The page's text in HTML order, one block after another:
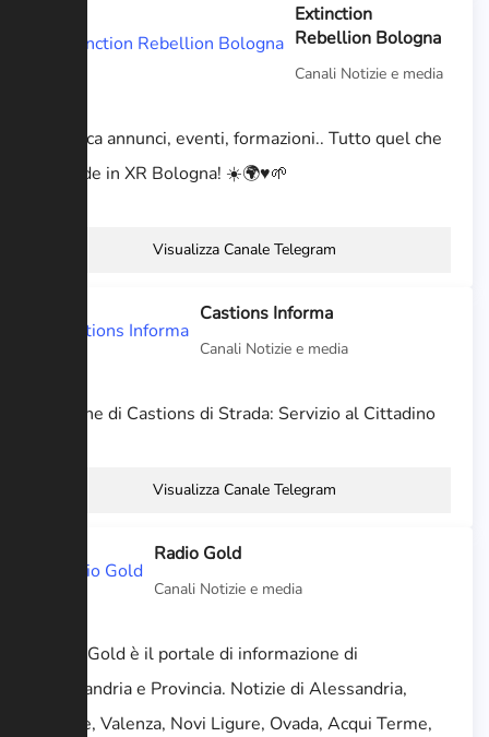
Extinction
Rebellion Bologna
Canali Notizie e media
Bacheca annunci, eventi, formazioni.. Tutto quel che
succede in XR Bologna! ☀️🌍♥️🌱
Visualizza Canale Telegram
Castions Informa
Canali Notizie e media
Comune di Castions di Strada: Servizio al Cittadino
Visualizza Canale Telegram
Radio Gold
Canali Notizie e media
Radio Gold è il portale di informazione di
Alessandria e Provincia. Notizie di Alessandria,
Casale, Valenza, Novi Ligure, Ovada, Acqui Terme,